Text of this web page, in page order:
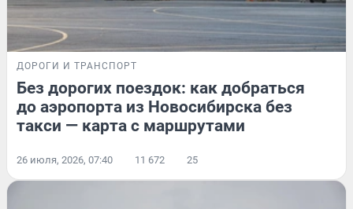
ДОРОГИ И ТРАНСПОРТ
Без дорогих поездок: как добраться
до аэропорта из Новосибирска без
такси — карта с маршрутами
26 июля, 2026, 07:40 11 672 25